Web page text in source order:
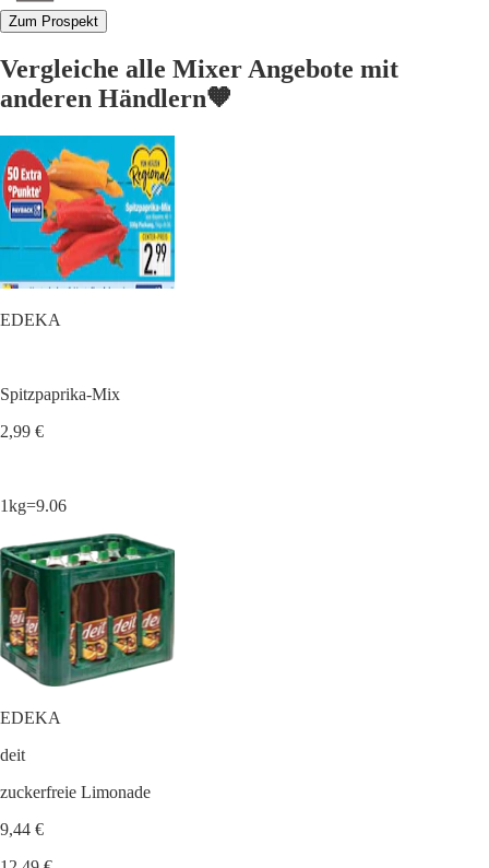
Zum Prospekt
Vergleiche alle Mixer Angebote mit
anderen Händlern🧡
EDEKA
Spitzpaprika-Mix
2,99 €
1kg=9.06
EDEKA
deit
zuckerfreie Limonade
9,44 €